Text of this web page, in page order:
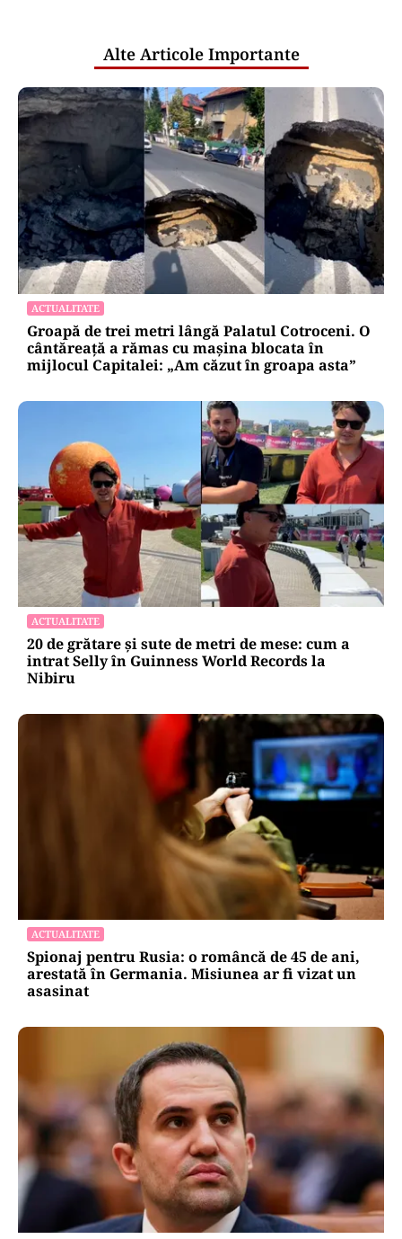
Alte Articole Importante
ACTUALITATE
Groapă de trei metri lângă Palatul Cotroceni. O
cântăreață a rămas cu mașina blocata în
mijlocul Capitalei: „Am căzut în groapa asta”
ACTUALITATE
20 de grătare și sute de metri de mese: cum a
intrat Selly în Guinness World Records la
Nibiru
ACTUALITATE
Spionaj pentru Rusia: o româncă de 45 de ani,
arestată în Germania. Misiunea ar fi vizat un
asasinat